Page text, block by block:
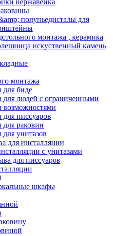
нержавейка
полупьедисталы для
монтажа , керамика
искуственный камень
монтажа
для биде
для людей с ограниченными
возможностями
писсуаров
раковин
унитазов
для инсталляции
с унитазами
для писсуаров
шкафы